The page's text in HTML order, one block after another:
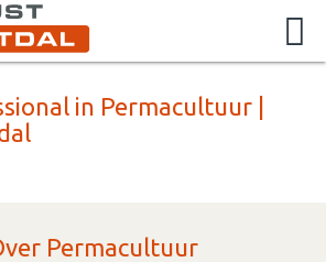
in Permacultuur |
Permacultuur